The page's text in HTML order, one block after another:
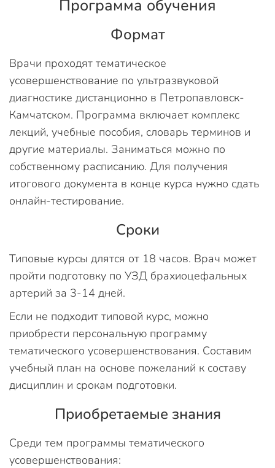
Программа обучения
Формат
Врачи проходят тематическое
усовершенствование по ультразвуковой
диагностике дистанционно в Петропавловск-
Камчатском. Программа включает комплекс
лекций, учебные пособия, словарь терминов и
другие материалы. Заниматься можно по
собственному расписанию. Для получения
итогового документа в конце курса нужно сдать
онлайн-тестирование.
Сроки
Типовые курсы длятся от 18 часов. Врач может
пройти подготовку по УЗД брахиоцефальных
артерий за 3-14 дней.
Если не подходит типовой курс, можно
приобрести персональную программу
тематического усовершенствования. Составим
учебный план на основе пожеланий к составу
дисциплин и срокам подготовки.
Приобретаемые знания
Среди тем программы тематического
усовершенствования: